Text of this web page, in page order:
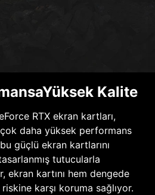
Kalite
RTX ekran kartları,
daha yüksek performans
güçlü ekran kartlarını
tutucularla
ekran kartını hem dengede
karşı koruma sağlıyor.